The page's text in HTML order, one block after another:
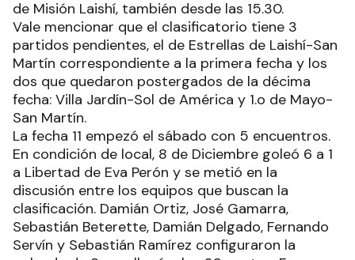
de Misión Laishí, también desde las 15.30.
Vale mencionar que el clasificatorio tiene 3
partidos pendientes, el de Estrellas de Laishí-San
Martín correspondiente a la primera fecha y los
dos que quedaron postergados de la décima
fecha: Villa Jardín-Sol de América y 1.o de Mayo-
San Martín.
La fecha 11 empezó el sábado con 5 encuentros.
En condición de local, 8 de Diciembre goleó 6 a 1
a Libertad de Eva Perón y se metió en la
discusión entre los equipos que buscan la
clasificación. Damián Ortiz, José Gamarra,
Sebastián Beterette, Damián Delgado, Fernando
Servín y Sebastián Ramírez configuraron la